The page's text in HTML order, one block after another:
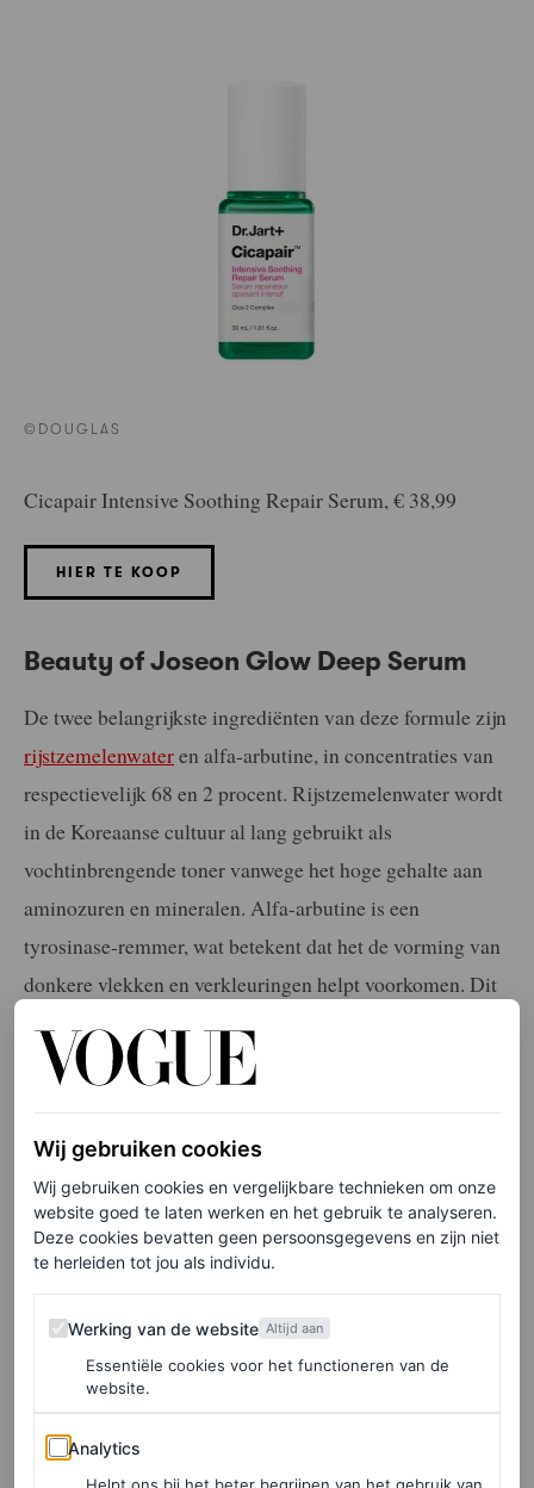
©DOUGLAS
Cicapair Intensive Soothing Repair Serum, € 38,99
HIER TE KOOP
Beauty of Joseon Glow Deep Serum
De twee belangrijkste ingrediënten van deze formule zijn
rijstzemelenwateren alfa-arbutine, in concentraties van
respectievelijk 68 en 2 procent. Rijstzemelenwater wordt
in de Koreaanse cultuur al lang gebruikt als
vochtinbrengende toner vanwege het hoge gehalte aan
aminozuren en mineralen. Alfa-arbutine is een
tyrosinase-remmer, wat betekent dat het de vorming van
donkere vlekken en verkleuringen helpt voorkomen. Dit
krachtige duo wordt ondersteund door niacinamide,
jojoba en andere ingrediënten om je huid een zichtbare
Wij gebruiken cookies
Wij gebruiken cookies en vergelijkbare technieken om onze
website goed te laten werken en het gebruik te analyseren.
Deze cookies bevatten geen persoonsgegevens en zijn niet
te herleiden tot jou als individu.
Werking van de website
Werking van de website Altijd aan
Essentiële cookies voor het functioneren van de
website.
Analytics
Analytics